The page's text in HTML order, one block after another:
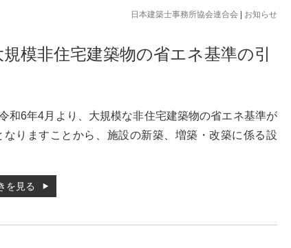
日本建築士事務所協会連合会 お知らせ
模非住宅建築物の省エネ基準の引
和6年4月より、大規模な非住宅建築物の省エネ基準が
りますことから、施設の新築、増築・改築に係る設
を見る